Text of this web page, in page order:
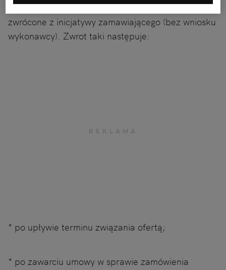
okoliczności, w których wadium powinno być
zwrócone z inicjatywy zamawiającego (bez wniosku
wykonawcy). Zwrot taki następuje:
* po upływie terminu związania ofertą;
* po zawarciu umowy w sprawie zamówienia